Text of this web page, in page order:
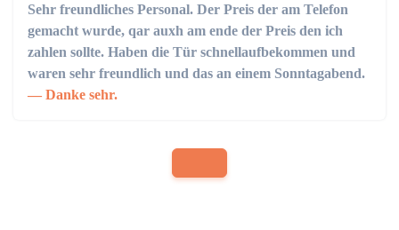
Sehr freundliches Personal. Der Preis der am Telefon
gemacht wurde, qar auxh am ende der Preis den ich
zahlen sollte. Haben die Tür schnellaufbekommen und
waren sehr freundlich und das an einem Sonntagabend.
Danke sehr.